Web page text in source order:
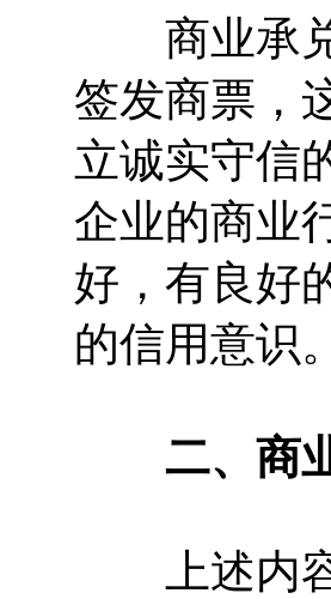
商业承兑
签发商票，
立诚实守信
企业的商业
好，有良好
的信用意识。
二、商业
上述内容